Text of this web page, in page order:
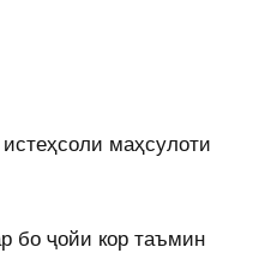
маҳсулоти
бо ҷойи кор таъмин